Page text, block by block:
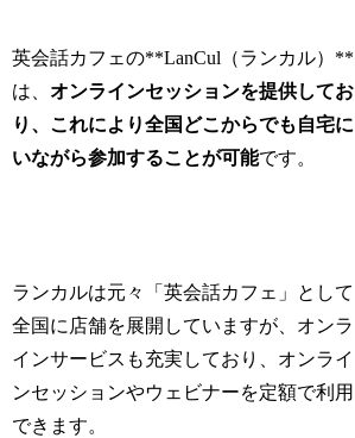
英会話カフェの**LanCul（ランカル）**
は、オンラインセッションを提供してお
り、これにより全国どこからでも自宅に
いながら参加することが可能です。
ランカルは元々「英会話カフェ」として
全国に店舗を展開していますが、オンラ
インサービスも充実しており、オンライ
ンセッションやウェビナーを定額で利用
できます。